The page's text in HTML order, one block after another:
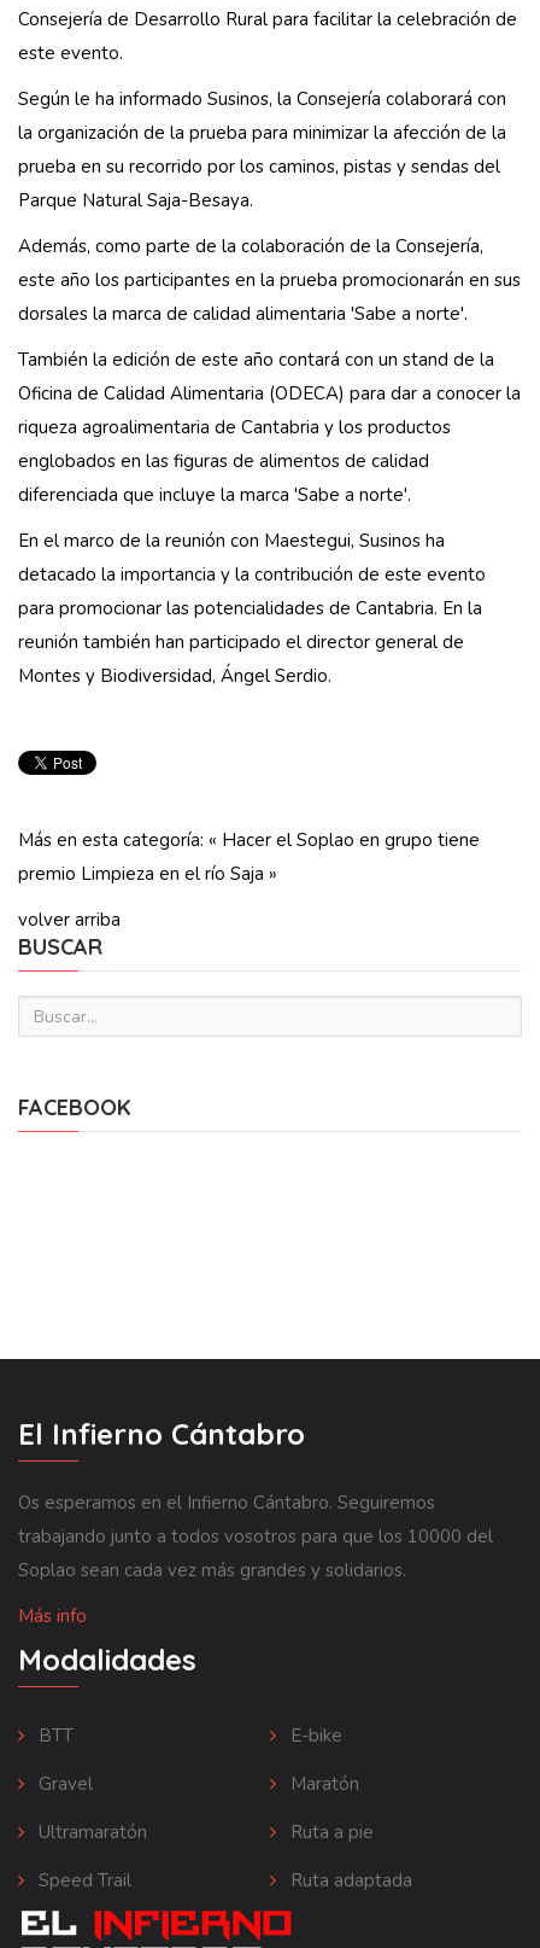
Consejería de Desarrollo Rural para facilitar la celebración de
este evento.
Según le ha informado Susinos, la Consejería colaborará con
la organización de la prueba para minimizar la afección de la
prueba en su recorrido por los caminos, pistas y sendas del
Parque Natural Saja-Besaya.
Además, como parte de la colaboración de la Consejería,
este año los participantes en la prueba promocionarán en sus
dorsales la marca de calidad alimentaria 'Sabe a norte'.
También la edición de este año contará con un stand de la
Oficina de Calidad Alimentaria (ODECA) para dar a conocer la
riqueza agroalimentaria de Cantabria y los productos
englobados en las figuras de alimentos de calidad
diferenciada que incluye la marca 'Sabe a norte'.
En el marco de la reunión con Maestegui, Susinos ha
detacado la importancia y la contribución de este evento
para promocionar las potencialidades de Cantabria. En la
reunión también han participado el director general de
Montes y Biodiversidad, Ángel Serdio.
Más en esta categoría: « Hacer el Soplao en grupo tiene
premio Limpieza en el río Saja »
volver arriba
BUSCAR
FACEBOOK
El Infierno Cántabro
Os esperamos en el Infierno Cántabro. Seguiremos
trabajando junto a todos vosotros para que los 10000 del
Soplao sean cada vez más grandes y solidarios.
Más info
Modalidades
BTT
E-bike
Gravel
Maratón
Ultramaratón
Ruta a pie
Speed Trail
Ruta adaptada